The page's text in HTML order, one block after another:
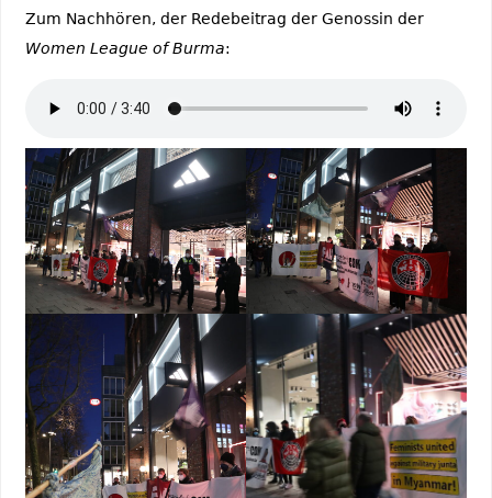
Zum Nachhören, der Redebeitrag der Genossin der
Women League of Burma: